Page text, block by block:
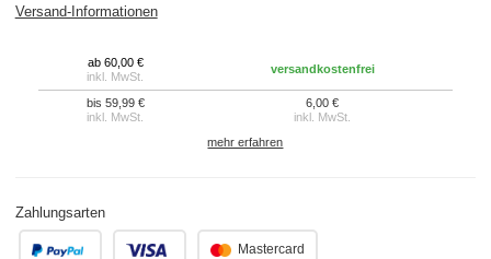
Versand-Informationen
ab 60,00 €
inkl. MwSt.
versandkostenfrei
bis 59,99 €
inkl. MwSt.
6,00 €
inkl. MwSt.
mehr erfahren
Zahlungsarten
Mastercard